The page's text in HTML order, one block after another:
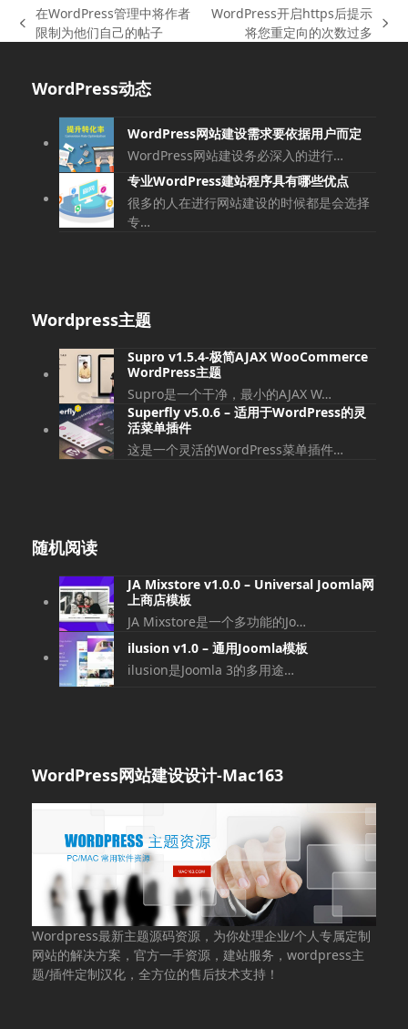
上
文
在WordPress管理中将作者
限制为他们自己的帖子
WordPress开启https后提示
将您重定向的次数过多
WordPress动态
WordPress网站建设需求要依据用户而定
WordPress网站建设务必深入的进行…
专业WordPress建站程序具有哪些优点
很多的人在进行网站建设的时候都是会选择
专…
Wordpress主题
Supro v1.5.4-极简AJAX WooCommerce
WordPress主题
Supro是一个干净，最小的AJAX W…
Superfly v5.0.6 – 适用于WordPress的灵
活菜单插件
这是一个灵活的WordPress菜单插件…
随机阅读
JA Mixstore v1.0.0 – Universal Joomla网
上商店模板
JA Mixstore是一个多功能的Jo…
ilusion v1.0 – 通用Joomla模板
ilusion是Joomla 3的多用途…
WordPress网站建设设计-Mac163
Wordpress最新主题源码资源，为你处理企业/个人专属定制
网站的解决方案，官方一手资源，建站服务，wordpress主
题/插件定制汉化，全方位的售后技术支持！